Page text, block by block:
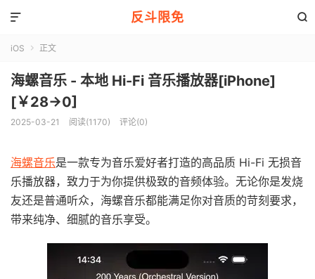
反斗限免 

iOS  正文
海螺音乐 - 本地 Hi-Fi 音乐播放器[iPhone]
[￥28→0]
2025-03-21 阅读(1170) 评论(0)
海螺音乐是一款专为音乐爱好者打造的高品质 Hi-Fi 无损音
乐播放器，致力于为你提供极致的音频体验。无论你是发烧
友还是普通听众，海螺音乐都能满足你对音质的苛刻要求，
带来纯净、细腻的音乐享受。